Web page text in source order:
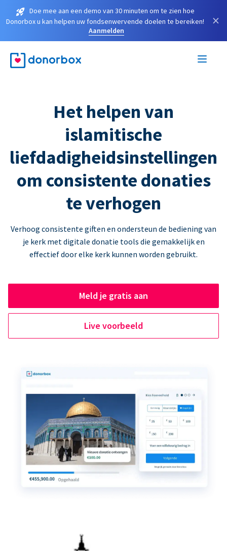
Doe mee aan een demo van 30 minuten om te zien hoe
Donorbox u kan helpen uw fondsenwervende doelen te bereiken!
Aanmelden
×
Het helpen van
islamitische
liefdadigheidsinstellingen
om consistente donaties
te verhogen
Verhoog consistente giften en ondersteun de bediening van
je kerk met digitale donatie tools die gemakkelijk en
effectief door elke kerk kunnen worden gebruikt.
Meld je gratis aan
Live voorbeeld